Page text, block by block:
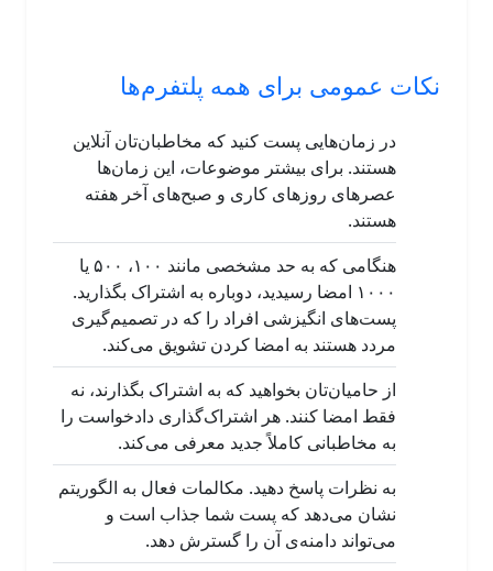
نکات عمومی برای همه پلتفرم‌ها
در زمان‌هایی پست کنید که مخاطبان‌تان آنلاین
هستند. برای بیشتر موضوعات، این زمان‌ها
عصرهای روزهای کاری و صبح‌های آخر هفته
هستند.
هنگامی که به حد مشخصی مانند ۱۰۰، ۵۰۰ یا
۱۰۰۰ امضا رسیدید، دوباره به اشتراک بگذارید.
پست‌های انگیزشی افراد را که در تصمیم‌گیری
مردد هستند به امضا کردن تشویق می‌کند.
از حامیان‌تان بخواهید که به اشتراک بگذارند، نه
فقط امضا کنند. هر اشتراک‌گذاری دادخواست را
به مخاطبانی کاملاً جدید معرفی می‌کند.
به نظرات پاسخ دهید. مکالمات فعال به الگوریتم
نشان می‌دهد که پست شما جذاب است و
می‌تواند دامنه‌ی آن را گسترش دهد.